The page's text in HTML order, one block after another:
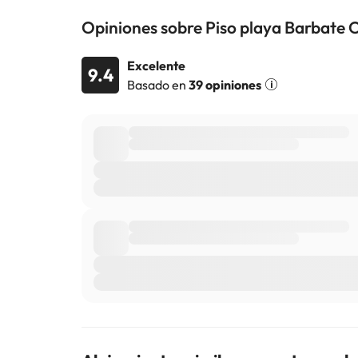
Opiniones sobre Piso playa Barbate
9.4
Excelente
Basado en 39 opiniones